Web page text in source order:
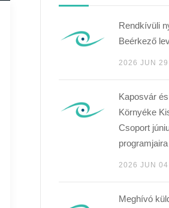
Rendkívüli
Beérkező
2026 JUN 29
Kaposvár
Környéke
Csoport
programjaira
2026 JUN 04
Meghívó